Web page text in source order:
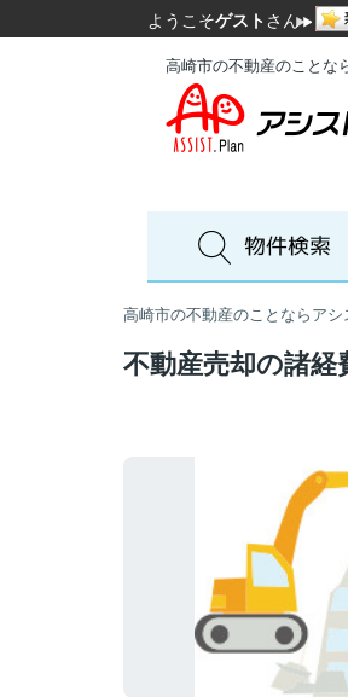
ようこそゲスト さん
高崎市の不動産のことな
高崎市の不動産のことならアシ
不動産売却の諸